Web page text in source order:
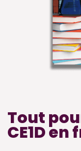
Tout
CE1D